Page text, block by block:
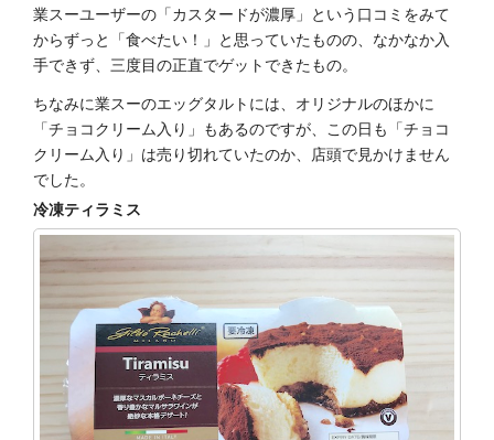
業スーユーザーの「カスタードが濃厚」という口コミをみて
からずっと「食べたい！」と思っていたものの、なかなか入
手できず、三度目の正直でゲットできたもの。
ちなみに業スーのエッグタルトには、オリジナルのほかに
「チョコクリーム入り」もあるのですが、この日も「チョコ
クリーム入り」は売り切れていたのか、店頭で見かけません
でした。
冷凍ティラミス